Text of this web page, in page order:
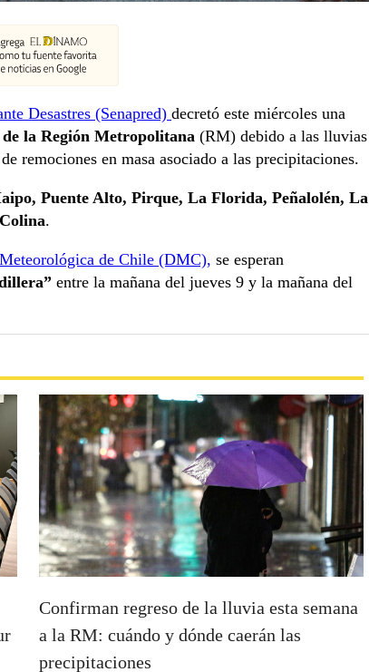
Desastres (Senapred) decretó este miércoles una
la Región Metropolitana (RM) debido a las lluvias
remociones en masa asociado a las precipitaciones.
Puente Alto, Pirque, La Florida, Peñalolén, La
.
de Chile (DMC), se esperan
entre la mañana del jueves 9 y la mañana del
Confirman regreso de la lluvia esta semana
a la RM: cuándo y dónde caerán las
precipitaciones